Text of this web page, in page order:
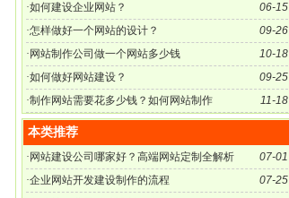
06-15
·如何建设企业网站？
09-26
·怎样做好一个网站的设计？
10-18
· 网站制作公司做一个网站多少钱
09-25
·如何做好网站建设？
11-18
·制作网站需要花多少钱？如何网站制作
本类推荐
07-01
· 网站建设公司哪家好？高端网站定制全解析
07-25
·企业网站开发建设制作的流程